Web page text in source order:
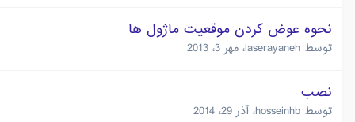
نحوه عوض کردن موقعیت ماژول ها
توسط laserayaneh، مهر 3، 2013
نصب
توسط hosseinhb،آذر 29، 2014